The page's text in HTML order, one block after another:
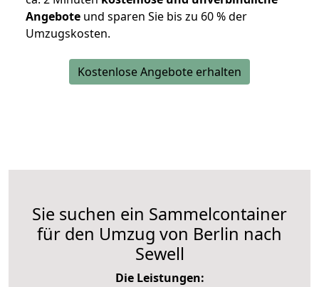
Angebote und sparen Sie bis zu 60 % der
Umzugskosten.
Kostenlose Angebote erhalten
Sie suchen ein Sammelcontainer
für den Umzug von Berlin nach
Sewell
Die Leistungen: